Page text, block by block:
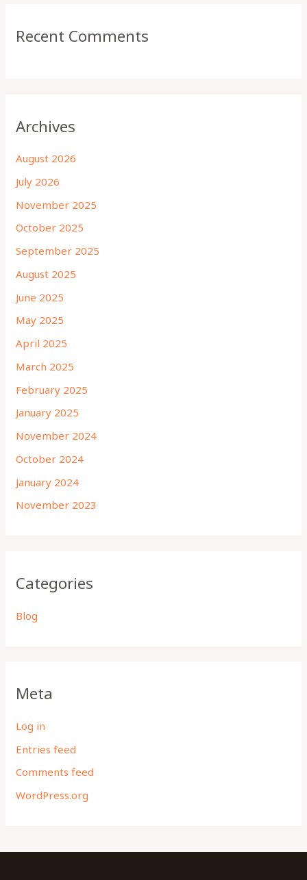
Recent Comments
Archives
August 2026
July 2026
November 2025
October 2025
September 2025
August 2025
June 2025
May 2025
April 2025
March 2025
February 2025
January 2025
November 2024
October 2024
January 2024
November 2023
Categories
Blog
Meta
Log in
Entries feed
Comments feed
WordPress.org